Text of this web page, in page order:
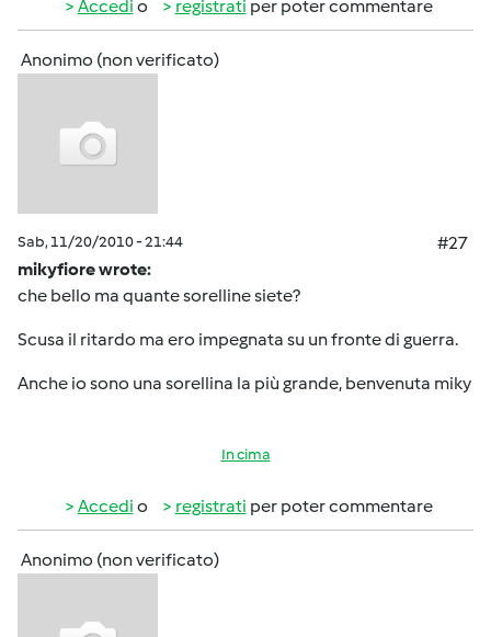
Accedi o registrati per poter commentare
Anonimo (non verificato)
Sab, 11/20/2010 - 21:44
#27
mikyfiore wrote:
che bello ma quante sorelline siete?
Scusa il ritardo ma ero impegnata su un fronte di guerra.
Anche io sono una sorellina la più grande, benvenuta miky
In cima
Accedi o registrati per poter commentare
Anonimo (non verificato)